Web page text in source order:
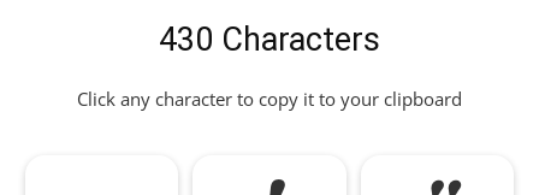
430 Characters
Click any character to copy it to your clipboard